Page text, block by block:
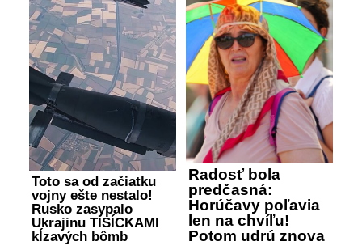
Toto sa od začiatku
vojny ešte nestalo!
Rusko zasypalo
Ukrajinu TISÍCKAMI
kĺzavých bômb
Radosť bola
predčasná:
Horúčavy poľavia
len na chvíľu!
Potom udrú znova